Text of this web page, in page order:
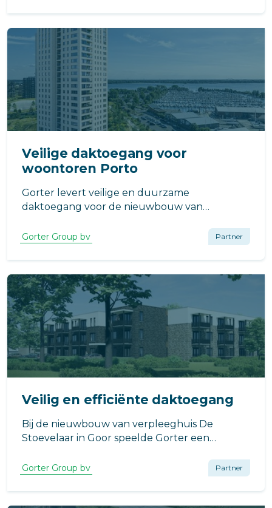
inspectie en onderhoud van het dak cruciaal
zijn.
Veilige daktoegang voor
woontoren Porto
Gorter levert veilige en duurzame
daktoegang voor de nieuwbouw van
omvat 102 appartementen en maakt deel uit
van de grootschalige gebiedsontwikkeling in
Almere Poort.
Gorter Group bv Partner
Veilig en efficiënte daktoegang
Bij de nieuwbouw van verpleeghuis De
Stoevelaar in Goor speelde Gorter een
daktoegang.
Gorter Group bv Partner